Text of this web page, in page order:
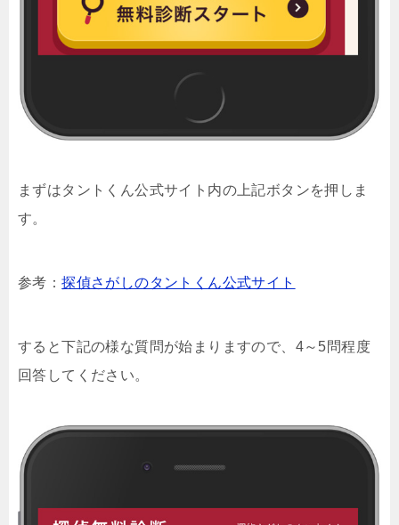
まずはタントくん公式サイト内の上記ボタンを押しま
す。
参考：探偵さがしのタントくん公式サイト
すると下記の様な質問が始まりますので、4～5問程度
回答してください。